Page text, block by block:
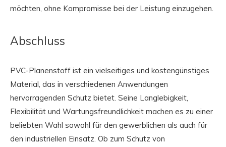
möchten, ohne Kompromisse bei der Leistung einzugehen.
Abschluss
PVC-Planenstoff ist ein vielseitiges und kostengünstiges
Material, das in verschiedenen Anwendungen
hervorragenden Schutz bietet. Seine Langlebigkeit,
Flexibilität und Wartungsfreundlichkeit machen es zu einer
beliebten Wahl sowohl für den gewerblichen als auch für
den industriellen Einsatz. Ob zum Schutz von